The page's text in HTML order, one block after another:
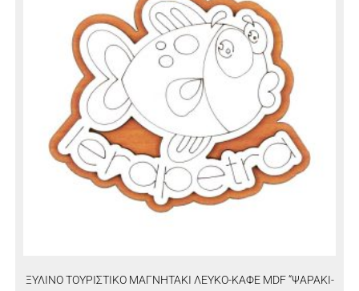
ΞΥΛΙΝΟ ΤΟΥΡΙΣΤΙΚΟ ΜΑΓΝΗΤΑΚΙ ΛΕΥΚΟ-ΚΑΦΕ MDF “ΨΑΡΑΚΙ-